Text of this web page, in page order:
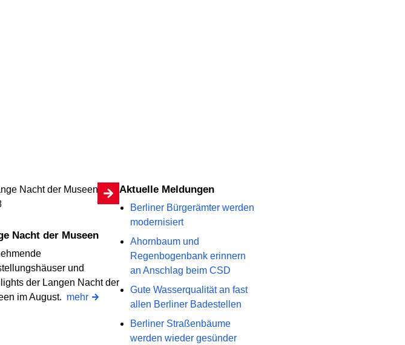
Nacht der Museen
und
der Langen Nacht der
im August. mehr
Aktuelle Meldungen
Berliner Bürgerämter werden
modernisiert
Ahornbaum und
Regenbogenbank erinnern
an Anschlag beim CSD
Gute Wasserqualität an fast
allen Berliner Badestellen
Berliner Straßenbäume
werden wieder gesünder